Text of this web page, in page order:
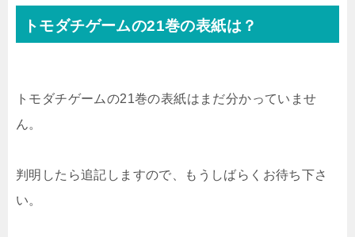
トモダチゲームの21巻の表紙は？
トモダチゲームの21巻の表紙はまだ分かっていませ
ん。
判明したら追記しますので、もうしばらくお待ち下さ
い。